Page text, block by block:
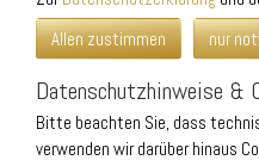
*PLZ/
*
*E-Mail
Allen zustimmen
nur
Datenschutzhinweise &
Bitte beachten Sie, dass
verwenden wir darüber hinaus